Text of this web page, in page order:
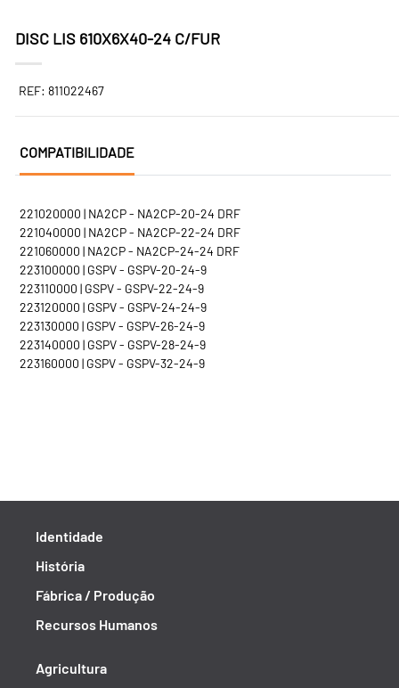
DISC LIS 610X6X40-24 C/FUR
REF: 811022467
COMPATIBILIDADE
221020000 | NA2CP - NA2CP-20-24 DRF
221040000 | NA2CP - NA2CP-22-24 DRF
221060000 | NA2CP - NA2CP-24-24 DRF
223100000 | GSPV - GSPV-20-24-9
223110000 | GSPV - GSPV-22-24-9
223120000 | GSPV - GSPV-24-24-9
223130000 | GSPV - GSPV-26-24-9
223140000 | GSPV - GSPV-28-24-9
223160000 | GSPV - GSPV-32-24-9
Identidade
História
Fábrica / Produção
Recursos Humanos
Agricultura